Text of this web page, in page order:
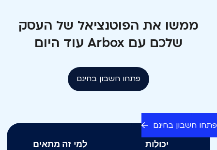
ממשו את הפוטנציאל של העסק
שלכם עם Arbox עוד היום
פתחו חשבון בחינם
פתחו חשבון בחינם
יכולות למי זה מתאים